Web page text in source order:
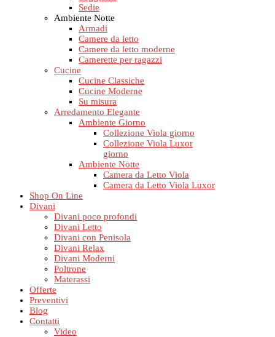
Sedie
Ambiente Notte
Armadi
Camere da letto
Camere da letto moderne
Camerette per ragazzi
Cucine
Cucine Classiche
Cucine Moderne
Su misura
Arredamento Elegante
Ambiente Giorno
Collezione Viola giorno
Collezione Viola Luxor
giorno
Ambiente Notte
Camera da Letto Viola
Camera da Letto Viola Luxor
Shop On Line
Divani
Divani poco profondi
Divani Letto
Divani con Penisola
Divani Relax
Divani Moderni
Poltrone
Materassi
Offerte
Preventivi
Blog
Contatti
Video